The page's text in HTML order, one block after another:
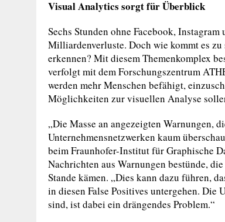
Visual Analytics sorgt für Überblick
Sechs Stunden ohne Facebook,
Milliardenverluste. Doch wie kommt es
erkennen? Mit diesem Themenkomplex
verfolgt mit dem Forschungszentrum
werden mehr Menschen befähigt,
Möglichkeiten zur visuellen Analyse
„Die Masse an angezeigten Warnungen,
Unternehmensnetzwerken kaum
beim Fraunhofer-Institut für Graphische
Nachrichten aus Warnungen bestünde,
Stande kämen. „Dies kann dazu führen,
in diesen False Positives untergehen. Die
sind, ist dabei ein drängendes Problem.“